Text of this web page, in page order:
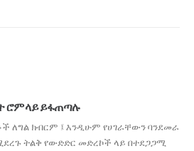
ሮም ላይ ይፋጠጣሉ
ለግል ክብርም ፤ እንዲሁም የሀገራቸውን ባንደመራ
ትልቅ የውድድር መድረኮች ላይ በተደጋጋሚ